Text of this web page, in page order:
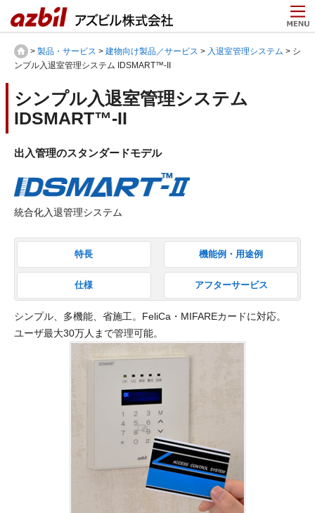
> 製品・サービス > 建物向け製品／サービス > 入退室管理システム > シ
ンプル入退室管理システム IDSMART™-II
シンプル入退室管理システム
IDSMART™-II
出入管理のスタンダードモデル
統合化入退管理システム
特長 機能例・用途例
仕様 アフターサービス
シンプル、多機能、省施工。FeliCa・MIFAREカードに対応。
ユーザ最大30万人まで管理可能。